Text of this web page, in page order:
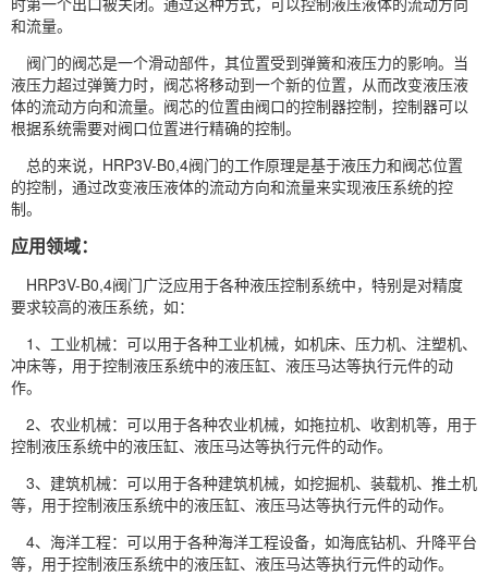
和流量。
阀门的阀芯是一个滑动部件，其位置受到弹簧和液压力的影响。当
液压力超过弹簧力时，阀芯将移动到一个新的位置，从而改变液压液
体的流动方向和流量。阀芯的位置由阀口的控制器控制，控制器可以
根据系统需要对阀口位置进行精确的控制。
总的来说，HRP3V-B0,4阀门的工作原理是基于液压力和阀芯位置
的控制，通过改变液压液体的流动方向和流量来实现液压系统的控
制。
应用领域：
HRP3V-B0,4阀门广泛应用于各种液压控制系统中，特别是对精度
要求较高的液压系统，如：
1、工业机械：可以用于各种工业机械，如机床、压力机、注塑机、
冲床等，用于控制液压系统中的液压缸、液压马达等执行元件的动
作。
2、农业机械：可以用于各种农业机械，如拖拉机、收割机等，用于
控制液压系统中的液压缸、液压马达等执行元件的动作。
3、建筑机械：可以用于各种建筑机械，如挖掘机、装载机、推土机
等，用于控制液压系统中的液压缸、液压马达等执行元件的动作。
4、海洋工程：可以用于各种海洋工程设备，如海底钻机、升降平台
等，用于控制液压系统中的液压缸、液压马达等执行元件的动作。